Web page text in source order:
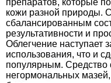
препаратов, которые
кожи разной природы.
сбалансированным
результативности и
Облегчение наступает
использования, что и
популярным. Средство
негормональных